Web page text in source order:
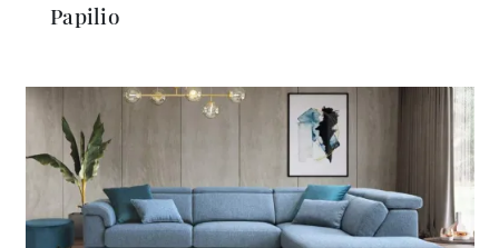
Papilio